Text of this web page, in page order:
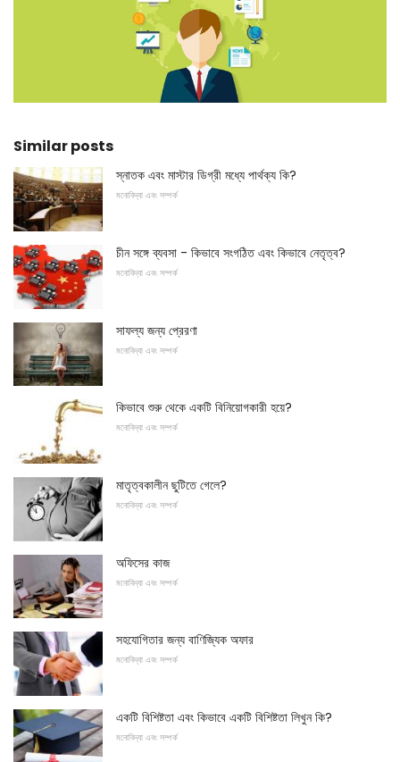
Similar posts
স্নাতক এবং মাস্টার ডিগ্রী মধ্যে পার্থক্য কি?
মনোবিদ্যা এবং সম্পর্ক
চীন সঙ্গে ব্যবসা - কিভাবে সংগঠিত এবং কিভাবে নেতৃত্ব?
মনোবিদ্যা এবং সম্পর্ক
সাফল্য জন্য প্রেরণা
মনোবিদ্যা এবং সম্পর্ক
কিভাবে শুরু থেকে একটি বিনিয়োগকারী হয়ে?
মনোবিদ্যা এবং সম্পর্ক
মাতৃত্বকালীন ছুটিতে গেলে?
মনোবিদ্যা এবং সম্পর্ক
অফিসের কাজ
মনোবিদ্যা এবং সম্পর্ক
সহযোগিতার জন্য বাণিজ্যিক অফার
মনোবিদ্যা এবং সম্পর্ক
একটি বিশিষ্টতা এবং কিভাবে একটি বিশিষ্টতা লিখুন কি?
মনোবিদ্যা এবং সম্পর্ক